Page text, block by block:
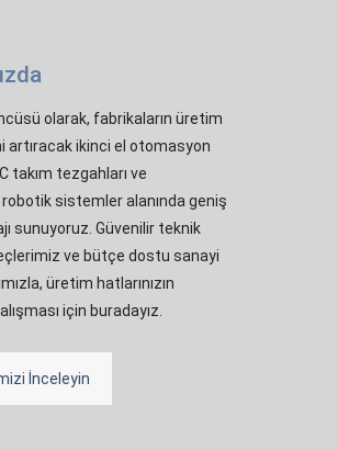
olarak, fabrikaların üretim
artıracak ikinci el otomasyon
takım tezgahları ve
sistemler alanında geniş
sunuyoruz. Güvenilir teknik
ve bütçe dostu sanayi
üretim hatlarınızın
için buradayız.
İnceleyin